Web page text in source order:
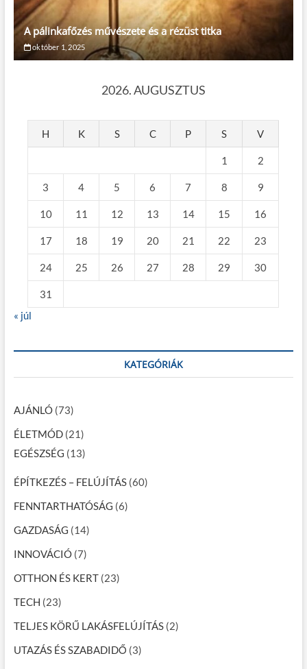
A pálinkafőzés művészete és a rézüst titka
október 1, 2025
2026. AUGUSZTUS
H K S C P S V
1 2
3 4 5 6 7 8 9
10 11 12 13 14 15 16
17 18 19 20 21 22 23
24 25 26 27 28 29 30
31
« júl
KATEGÓRIÁK
AJÁNLÓ(73)
ÉLETMÓD(21)
EGÉSZSÉG (13)
ÉPÍTKEZÉS – FELÚJÍTÁS(60)
FENNTARTHATÓSÁG (6)
GAZDASÁG (14)
INNOVÁCIÓ(7)
OTTHON ÉS KERT(23)
TECH (23)
TELJES KÖRŰ LAKÁSFELÚJÍTÁS(2)
UTAZÁS ÉS SZABADIDŐ (3)